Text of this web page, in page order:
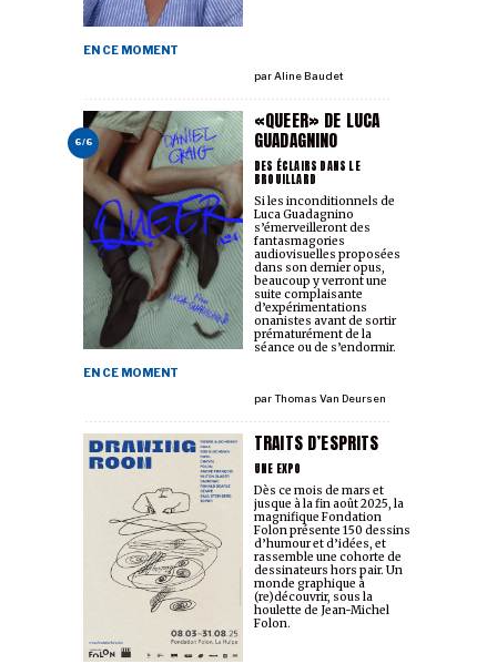
EN CE MOMENT
parAline Baudet
6/6
«QUEER» DE LUCA
GUADAGNINO
DES ÉCLAIRS DANS LE
BROUILLARD
EN CE MOMENT
parThomas Van Deursen
Si les inconditionnels de
Luca Guadagnino
s’émerveilleront des
fantasmagories
audiovisuelles proposées
dans son dernier opus,
beaucoup y verront une
suite complaisante
d’expérimentations
onanistes avant de sortir
prématurément de la
séance ou de s’endormir.
TRAITS D’ESPRITS
UNE EXPO
Dès ce mois de mars et
jusque à la fin août 2025, la
magnifique Fondation
Folon présente 150 dessins
d’humour et d’idées, et
rassemble une cohorte de
dessinateurs hors pair. Un
monde graphique à
(re)découvrir, sous la
houlette de Jean-Michel
Folon.